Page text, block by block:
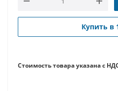
Купить в
Стоимость товара указана с